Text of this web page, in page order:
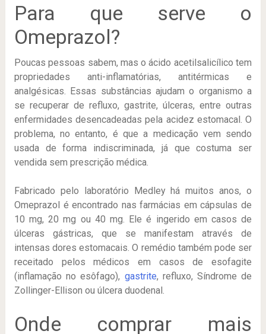
Para que serve o
Omeprazol?
Poucas pessoas sabem, mas o ácido acetilsalicílico tem
propriedades anti-inflamatórias, antitérmicas e
analgésicas. Essas substâncias ajudam o organismo a
se recuperar de refluxo, gastrite, úlceras, entre outras
enfermidades desencadeadas pela acidez estomacal. O
problema, no entanto, é que a medicação vem sendo
usada de forma indiscriminada, já que costuma ser
vendida sem prescrição médica.
Fabricado pelo laboratório Medley há muitos anos, o
Omeprazol é encontrado nas farmácias em cápsulas de
10 mg, 20 mg ou 40 mg. Ele é ingerido em casos de
úlceras gástricas, que se manifestam através de
intensas dores estomacais. O remédio também pode ser
receitado pelos médicos em casos de esofagite
(inflamação no esôfago), gastrite, refluxo, Síndrome de
Zollinger-Ellison ou úlcera duodenal.
Onde comprar mais